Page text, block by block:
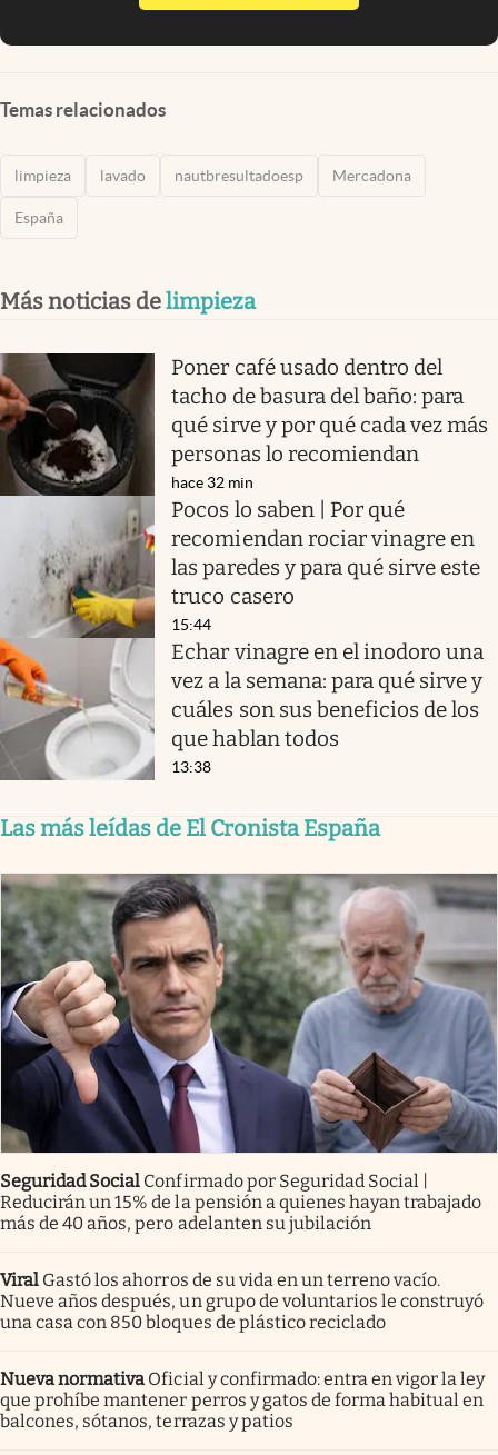
Temas relacionados
limpieza lavado nautbresultadoesp Mercadona
España
Más noticias delimpieza
Poner café usado dentro del
tacho de basura del baño: para
qué sirve y por qué cada vez más
personas lo recomiendan
hace 32 min
Pocos lo saben | Por qué
recomiendan rociar vinagre en
las paredes y para qué sirve este
truco casero
15:44
Echar vinagre en el inodoro una
vez a la semana: para qué sirve y
cuáles son sus beneficios de los
que hablan todos
13:38
Las más leídas de El Cronista España
Seguridad Social Confirmado por Seguridad Social |
Reducirán un 15% de la pensión a quienes hayan trabajado
más de 40 años, pero adelanten su jubilación
Viral Gastó los ahorros de su vida en un terreno vacío.
Nueve años después, un grupo de voluntarios le construyó
una casa con 850 bloques de plástico reciclado
Nueva normativa Oficial y confirmado: entra en vigor la ley
que prohíbe mantener perros y gatos de forma habitual en
balcones, sótanos, terrazas y patios